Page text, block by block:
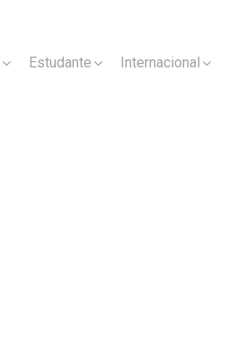
Estudante Internacional